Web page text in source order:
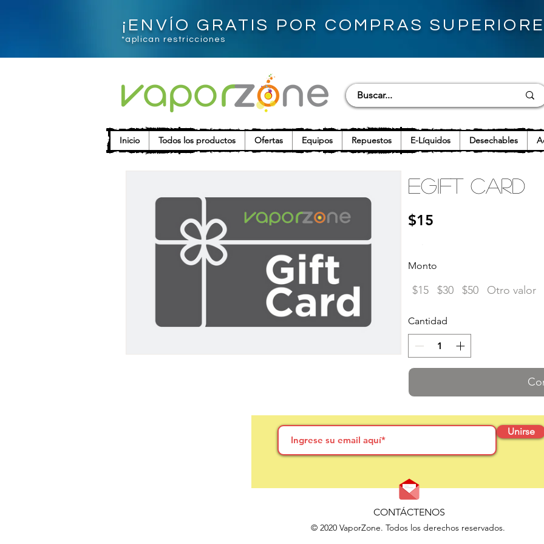
¡ENVÍO GRATIS POR COMPRAS
*aplican restricciones
Inicio Todos los productos Ofertas Equipos Repuestos E-Líquidos Desechables
eGift Card
$15
Monto
$15 $30 $50 Otro valor
Cantidad
Unirse
CONTÁCTENOS
© 2020 VaporZone. Todos los derechos reservados.